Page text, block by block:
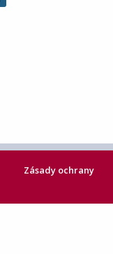
Zásady ochrany